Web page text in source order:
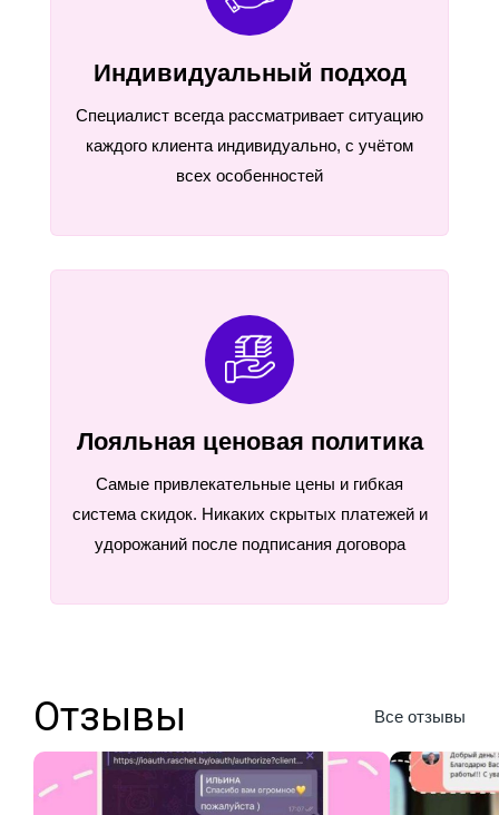
Индивидуальный подход
Специалист всегда рассматривает ситуацию
каждого клиента индивидуально, с учётом
всех особенностей
Лояльная ценовая политика
Самые привлекательные цены и гибкая
система скидок. Никаких скрытых платежей и
удорожаний после подписания договора
Отзывы Все отзывы